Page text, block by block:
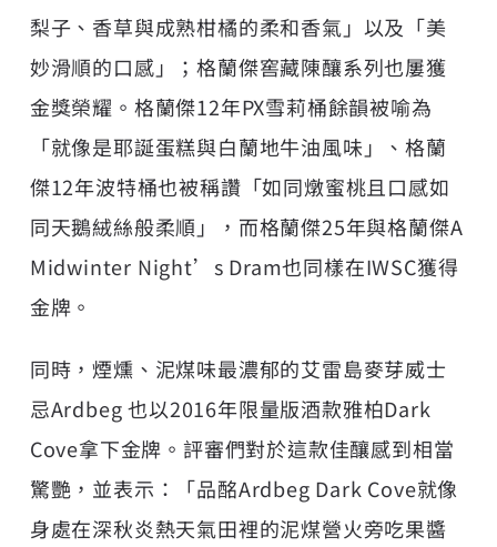
梨子、香草與成熟柑橘的柔和香氣」以及「美
妙滑順的口感」；格蘭傑窖藏陳釀系列也屢獲
金獎榮耀。格蘭傑12年PX雪莉桶餘韻被喻為
「就像是耶誕蛋糕與白蘭地牛油風味」、格蘭
傑12年波特桶也被稱讚「如同燉蜜桃且口感如
同天鵝絨絲般柔順」，而格蘭傑25年與格蘭傑A
Midwinter Night’s Dram也同樣在IWSC獲得
金牌。
同時，煙燻、泥煤味最濃郁的艾雷島麥芽威士
忌Ardbeg 也以2016年限量版酒款雅柏Dark
Cove拿下金牌。評審們對於這款佳釀感到相當
驚艷，並表示：「品酩Ardbeg Dark Cove就像
身處在深秋炎熱天氣田裡的泥煤營火旁吃果醬